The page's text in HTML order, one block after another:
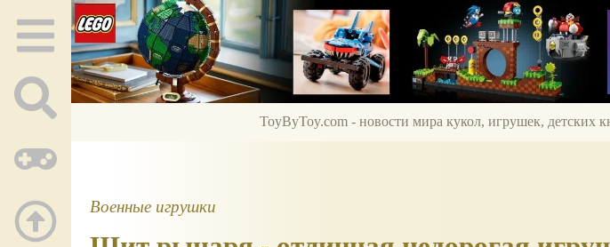
ToyByToy.com - новости мира кукол, игрушек, детских
Военные игрушки